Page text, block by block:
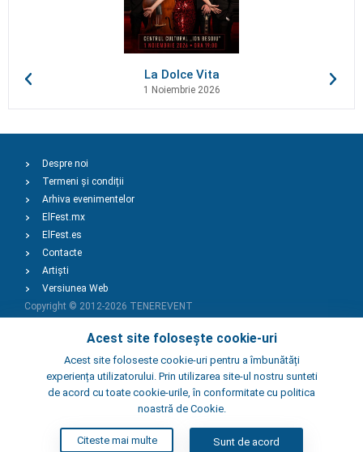
La Dolce Vita
1 Noiembrie 2026
Acest site folosește cookie-uri
Acest site foloseste cookie-uri pentru a îmbunătăți
experiența utilizatorului. Prin utilizarea site-ul nostru sunteti
de acord cu toate cookie-urile, în conformitate cu politica
noastră de Cookie.
Citeste mai multe Sunt de acord
Despre noi
Termeni și condiții
Arhiva evenimentelor
ElFest.mx
ElFest.es
Contacte
Artiști
Versiunea Web
Copyright © 2012-2026 TENEREVENT
Adaugă Eveniment
Adaugă Local